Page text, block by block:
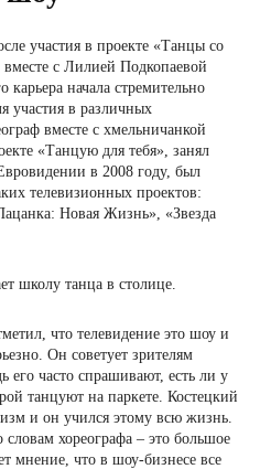
участия в проекте «Танцы со
с Лилией Подкопаевой
начала стремительно
участия в различных
вместе с хмельничанкой
«Танцую для тебя», занял
в 2008 году, был
телевизионных проектов:
Новая Жизнь», «Звезда
школу танца в столице.
что телевидение это шоу и
Он советует зрителям
его часто спрашивают, есть ли у
танцуют на паркете. Костецкий
и он учился этому всю жизнь.
словам хореографа – это большое
мнение, что в шоу-бизнесе все